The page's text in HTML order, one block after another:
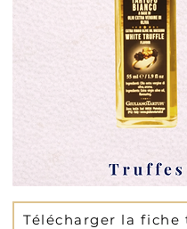
Télécharger la fiche